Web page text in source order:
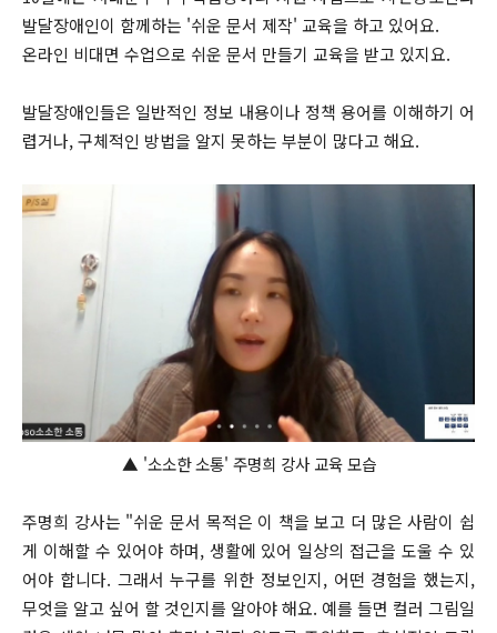
발달장애인이 함께하는 '쉬운 문서 제작' 교육을 하고 있어요.
온라인 비대면 수업으로 쉬운 문서 만들기 교육을 받고 있지요.
발달장애인들은 일반적인 정보 내용이나 정책 용어를 이해하기 어
렵거나, 구체적인 방법을 알지 못하는 부분이 많다고 해요.
▲ '소소한 소통' 주명희 강사 교육 모습
주명희 강사는 "쉬운 문서 목적은 이 책을 보고 더 많은 사람이 쉽
게 이해할 수 있어야 하며, 생활에 있어 일상의 접근을 도울 수 있
어야 합니다. 그래서 누구를 위한 정보인지, 어떤 경험을 했는지,
무엇을 알고 싶어 할 것인지를 알아야 해요. 예를 들면 컬러 그림일